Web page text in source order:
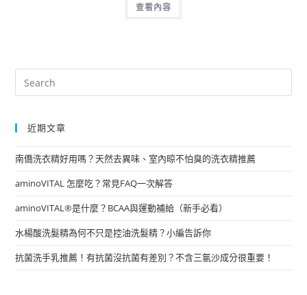
查看內容
近期文章
南僑洗衣精好用嗎？天然去異味、室內晾不怕臭的洗衣精推薦
aminoVITAL 怎麼吃？常見FAQ一次解答
aminoVITAL®是什麼？BCAA與運動補給（新手必看）
水楊酸洗髮精為何不只是控油洗髮精？小編告訴你
抗菌洗手乳推薦！有抗菌沒抗菌有差別？不含三氯沙成分很重要！